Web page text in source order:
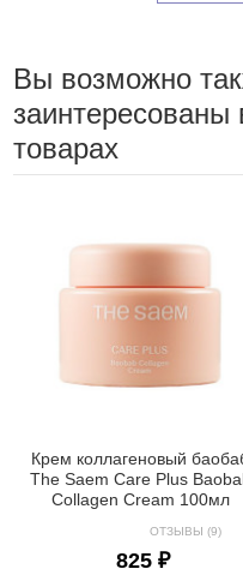
Вы возможно
товарах
Крем коллагеновый
The Saem Care Plus
Collagen Cream 100мл
ОТЗЫВЫ (9)
825 ₽